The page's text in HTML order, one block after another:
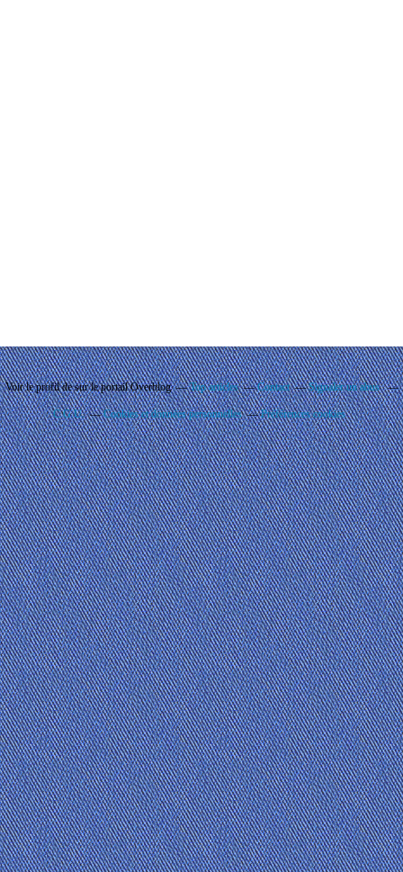
Voir le profil desur le portail Overblog Top articles Contact Signaler un abus
C.G.U. Cookies et données personnelles Préférences cookies